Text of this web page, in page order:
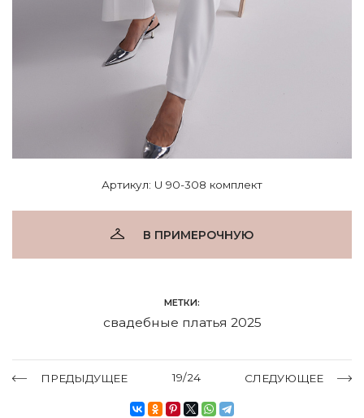
Артикул: U 90-308 комплект
В ПРИМЕРОЧНУЮ
МЕТКИ:
свадебные платья 2025
ПРЕДЫДУЩЕЕ 19/24 СЛЕДУЮЩЕЕ